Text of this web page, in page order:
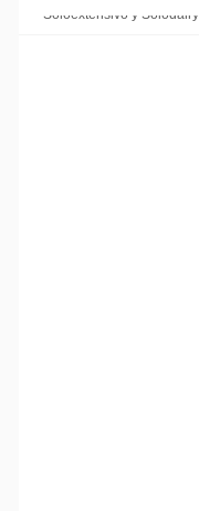
Soloextensivo y Solodairy